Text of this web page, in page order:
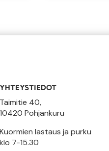
YHTEYSTIEDOT
Taimitie 40,
10420 Pohjankuru
Kuormien lastaus ja purku
klo 7-15.30